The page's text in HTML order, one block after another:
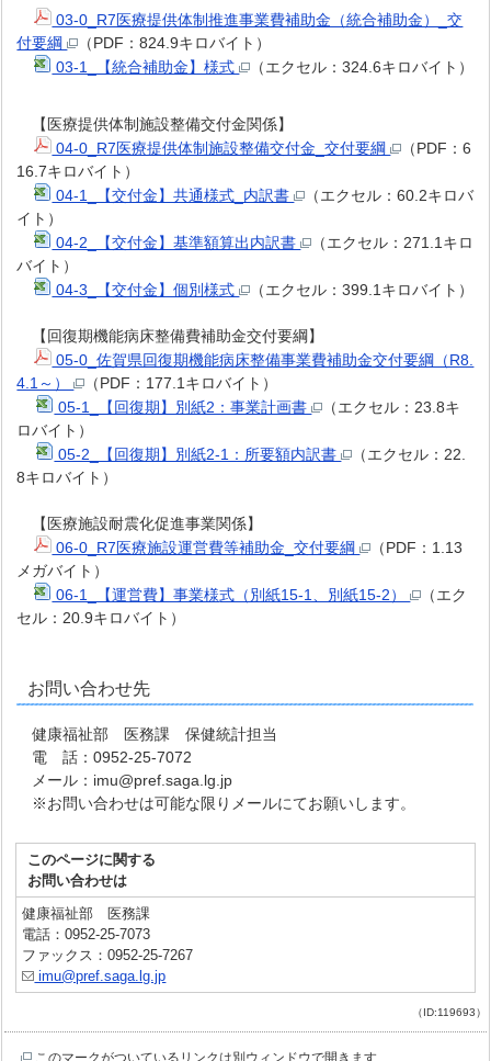
03-0_R7医療提供体制推進事業費補助金（統合補助金）_交
付要綱
（PDF：824.9キロバイト）
03-1_【統合補助金】様式
（エクセル：324.6キロバイト）
【医療提供体制施設整備交付金関係】
04-0_R7医療提供体制施設整備交付金_交付要綱
（PDF：6
16.7キロバイト）
04-1_【交付金】共通様式_内訳書
（エクセル：60.2キロバ
イト）
04-2_【交付金】基準額算出内訳書
（エクセル：271.1キロ
バイト）
04-3_【交付金】個別様式
（エクセル：399.1キロバイト）
【回復期機能病床整備費補助金交付要綱】
05-0_佐賀県回復期機能病床整備事業費補助金交付要綱（R8.
4.1～）
（PDF：177.1キロバイト）
05-1_【回復期】別紙2：事業計画書
（エクセル：23.8キ
ロバイト）
05-2_【回復期】別紙2-1：所要額内訳書
（エクセル：22.
8キロバイト）
【医療施設耐震化促進事業関係】
06-0_R7医療施設運営費等補助金_交付要綱
（PDF：1.13
メガバイト）
06-1_【運営費】事業様式（別紙15-1、別紙15-2）
（エク
セル：20.9キロバイト）
お問い合わせ先
健康福祉部 医務課 保健統計担当
電 話：0952-25-7072
メール：imu@pref.saga.lg.jp
※お問い合わせは可能な限りメールにてお願いします。
このページに関する
お問い合わせは
健康福祉部 医務課
電話：0952-25-7073
ファックス：0952-25-7267
imu@pref.saga.lg.jp
（ID:119693）
このマークがついているリンクは別ウィンドウで開きます